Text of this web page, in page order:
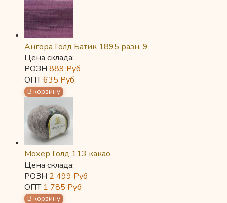
Ангора Голд Батик 1895 разн. 9
Цена склада:
РОЗН 889 Руб
ОПТ635 Руб
Мохер Голд 113 какао
Цена склада:
РОЗН 2 499 Руб
ОПТ 1 785 Руб